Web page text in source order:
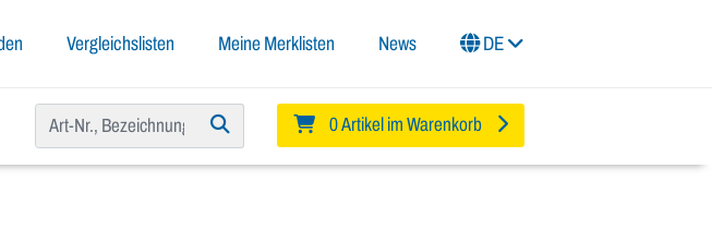
Vergleichslisten Meine Merklisten News DE
0 Artikel im Warenkorb